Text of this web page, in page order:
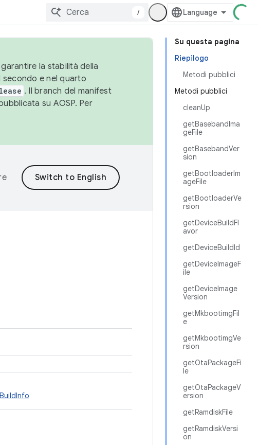
/
Su questa pagina
Riepilogo
Metodi pubblici
Metodi pubblici
cleanUp
getBasebandIma
geFile
getBasebandVer
sion
getBootloaderIm
ageFile
getBootloaderVe
rsion
getDeviceBuildFl
avor
getDeviceBuildId
getDeviceImageF
ile
getDeviceImage
Version
getMkbootimgFil
e
getMkbootimgVe
rsion
getOtaPackageFi
le
getOtaPackageV
ersion
getRamdiskFile
getRamdiskVersi
on
la stabilità della
secondo e nel quarto
. Il branch del manifest
su AOSP. Per